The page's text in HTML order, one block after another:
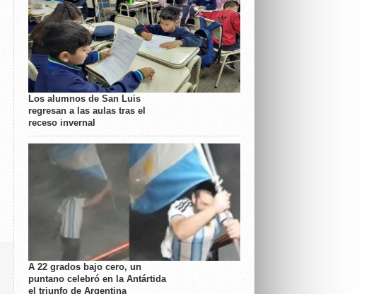
Los alumnos de San Luis
regresan a las aulas tras el
receso invernal
A 22 grados bajo cero, un
puntano celebró en la Antártida
el triunfo de Argentina